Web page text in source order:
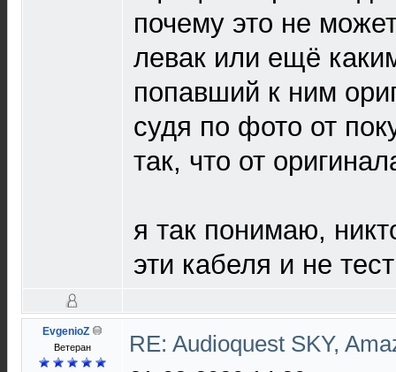
почему это не
левак или ещё
попавший к ним
судя по фото от
так, что от
я так понимаю,
эти кабеля и не
EvgenioZ
Ветеран
RE: Audioquest SKY,